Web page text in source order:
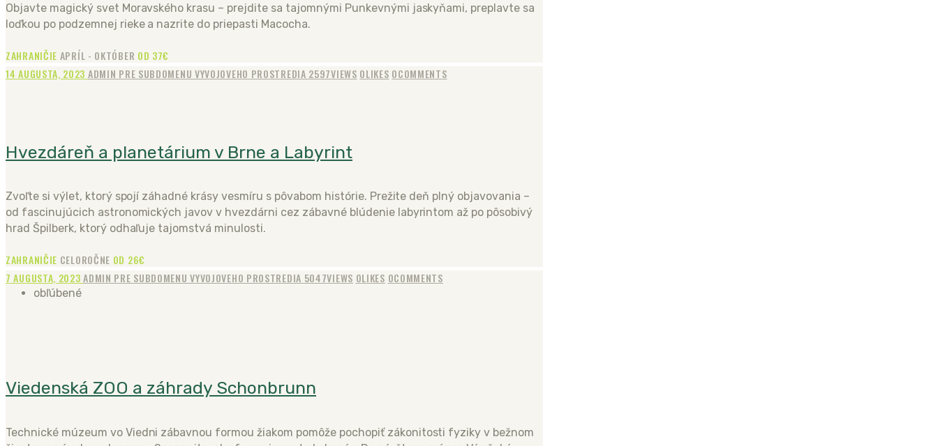
Objavte magický svet Moravského krasu – prejdite sa tajomnými Punkevnými jaskyňami, preplavte sa
loďkou po podzemnej rieke a nazrite do priepasti Macocha.
ZAHRANIČIE APRÍL - OKTÓBER OD 37€
14 AUGUSTA, 2023 ADMIN PRE SUBDOMENU VYVOJOVEHO PROSTREDIA 2597VIEWS 0LIKES 0COMMENTS
Hvezdáreň a planetárium v Brne a Labyrint
Zvoľte si výlet, ktorý spojí záhadné krásy vesmíru s pôvabom histórie. Prežite deň plný objavovania –
od fascinujúcich astronomických javov v hvezdárni cez zábavné blúdenie labyrintom až po pôsobivý
hrad Špilberk, ktorý odhaľuje tajomstvá minulosti.
ZAHRANIČIE CELOROČNE OD 26€
7 AUGUSTA, 2023ADMIN PRE SUBDOMENU VYVOJOVEHO PROSTREDIA 5047VIEWS 0LIKES 0COMMENTS
obľúbené
Viedenská ZOO a záhrady Schonbrunn
Technické múzeum vo Viedni zábavnou formou žiakom pomôže pochopiť zákonitosti fyziky v bežnom